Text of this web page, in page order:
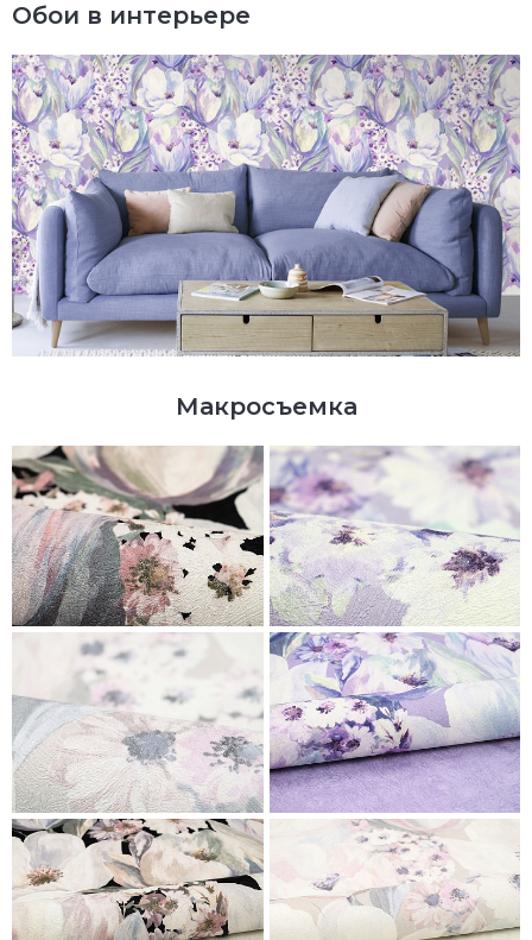
Обои в интерьере
Макросъемка